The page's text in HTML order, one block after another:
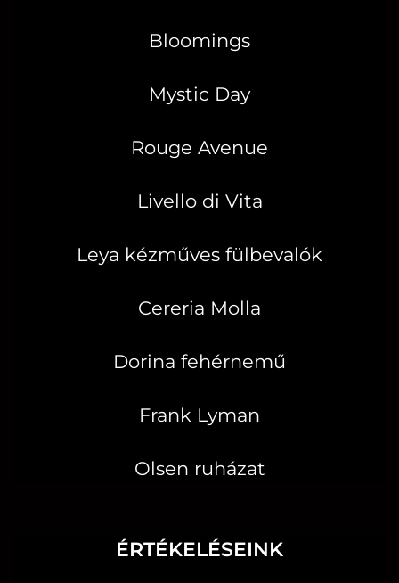
Bloomings
Mystic Day
Rouge Avenue
Livello di Vita
Leya kézműves fülbevalók
Cereria Molla
Dorina fehérnemű
Frank Lyman
Olsen ruházat
ÉRTÉKELÉSEINK